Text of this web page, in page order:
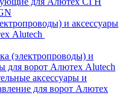
и аксессуары
Alutech
(электропроводы) и
для ворот Алютех Alutech
аксессуары и
для ворот Алютех